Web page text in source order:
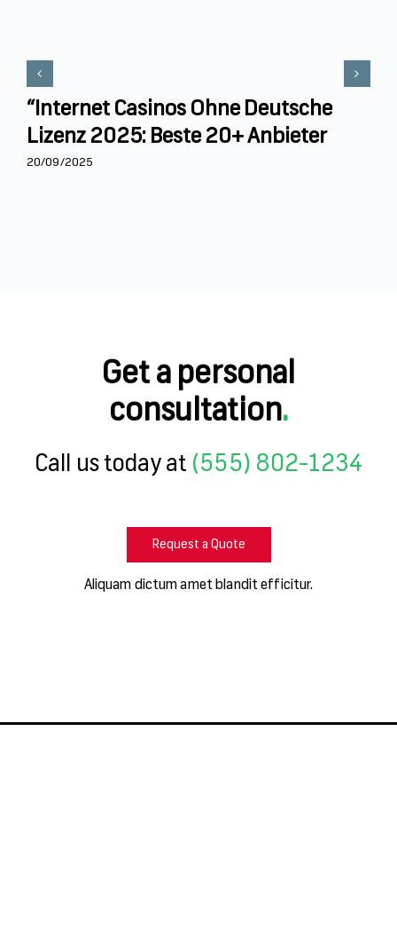
“Internet Casinos Ohne Deutsche
Lizenz 2025: Beste 20+ Anbieter
20/09/2025
Get a personal
consultation.
Call us today at (555) 802-1234
Request a Quote
Aliquam dictum amet blandit efficitur.